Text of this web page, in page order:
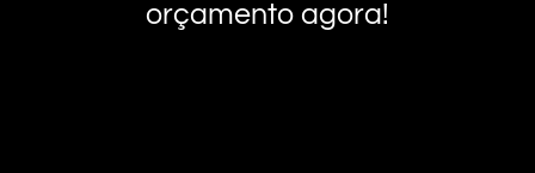
orçamento agora!